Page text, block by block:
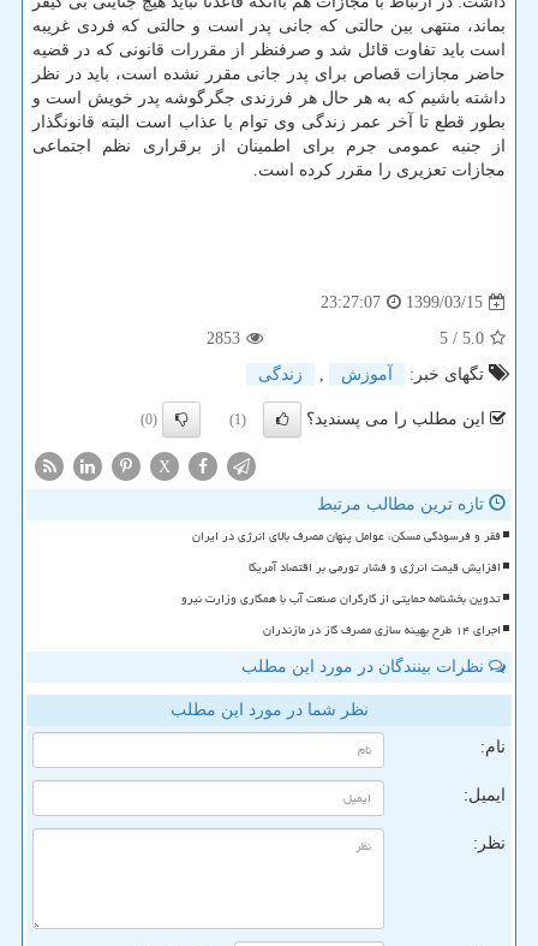
بماند، منتهی بین حالتی که جانی پدر است و حالتی که فردی غریبه
است باید تفاوت قائل شد و صرفنظر از مقررات قانونی که در قضیه
حاضر مجازات قصاص برای پدر جانی مقرر نشده است، باید در نظر
داشته باشیم که به هر حال هر فرزندی جگرگوشه پدر خویش است و
بطور قطع تا آخر عمر زندگی وی توام با عذاب است البته قانونگذار
از جنبه عمومی جرم برای اطمینان از برقراری نظم اجتماعی
مجازات تعزیری را مقرر کرده است.
1399/03/15
23:27:07
5.0
/ 5
2853
تگهای خبر:
آموزش , زندگی
این مطلب را می پسندید؟ (1)
(0)
X
تازه ترین مطالب مرتبط
فقر و فرسودگی مسکن، عوامل پنهان مصرف بالای انرژی در ایران
افزایش قیمت انرژی و فشار تورمی بر اقتصاد آمریکا
تدوین بخشنامه حمایتی از کارگران صنعت آب با همکاری وزارت نیرو
اجرای ۱۴ طرح بهینه سازی مصرف گاز در مازندران
نظرات بینندگان در مورد این مطلب
نظر شما در مورد این مطلب
نام:
ایمیل:
نظر: